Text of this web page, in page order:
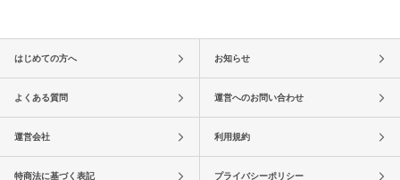
はじめての方へ お知らせ
よくある質問 運営へのお問い合わせ
運営会社 利用規約
特商法に基づく表記 プライバシーポリシー